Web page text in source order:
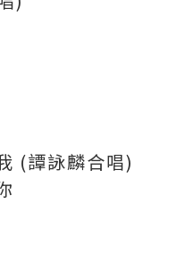
(譚詠麟合唱)